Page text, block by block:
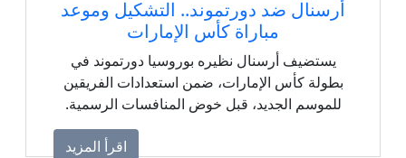
أرسنال ضد دورتموند.. التشكيل وموعد
مباراة كأس الإمارات
يستضيف أرسنال نظيره بوروسيا دورتموند في
بطولة كأس الإمارات، ضمن استعدادات الفريقين
للموسم الجديد، قبل خوض المنافسات الرسمية.
اقرأ المزيد